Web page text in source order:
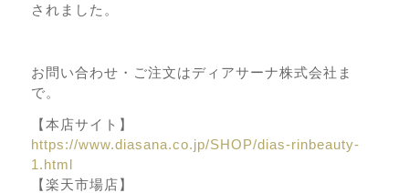
されました。
お問い合わせ・ご注文はディアサーナ株式会社ま
で。
【本店サイト】
https://www.diasana.co.jp/SHOP/dias-rinbeauty-
1.html
【楽天市場店】